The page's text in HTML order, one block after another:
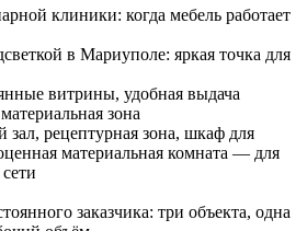
витрины, удобная выдача
зона
рецептурная зона, шкаф для
материальная комната — для
заказчика: три объекта, одна